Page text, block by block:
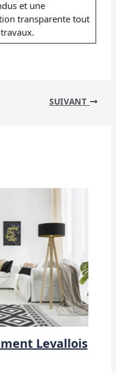
et une
transparente tout
SUIVANT
Levallois